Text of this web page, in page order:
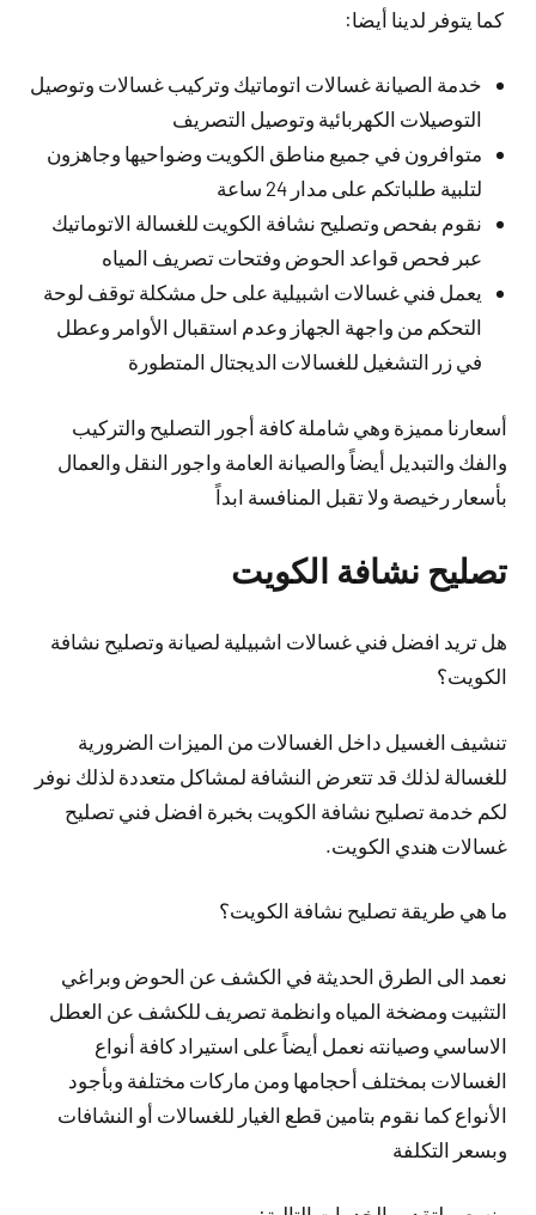
كما يتوفر لدينا أيضا:
خدمة الصيانة غسالات اتوماتيك وتركيب غسالات وتوصيل
التوصيلات الكهربائية وتوصيل التصريف
متوافرون في جميع مناطق الكويت وضواحيها وجاهزون
لتلبية طلباتكم على مدار 24 ساعة
نقوم بفحص وتصليح نشافة الكويت للغسالة الاتوماتيك
عبر فحص قواعد الحوض وفتحات تصريف المياه
يعمل فني غسالات اشبيلية على حل مشكلة توقف لوحة
التحكم من واجهة الجهاز وعدم استقبال الأوامر وعطل
في زر التشغيل للغسالات الديجتال المتطورة
أسعارنا مميزة وهي شاملة كافة أجور التصليح والتركيب
والفك والتبديل أيضاً والصيانة العامة واجور النقل والعمال
بأسعار رخيصة ولا تقبل المنافسة ابداً
تصليح نشافة الكويت
هل تريد افضل فني غسالات اشبيلية لصيانة وتصليح نشافة
الكويت؟
تنشيف الغسيل داخل الغسالات من الميزات الضرورية
للغسالة لذلك قد تتعرض النشافة لمشاكل متعددة لذلك نوفر
لكم خدمة تصليح نشافة الكويت بخبرة افضل فني تصليح
غسالات هندي الكويت.
ما هي طريقة تصليح نشافة الكويت؟
نعمد الى الطرق الحديثة في الكشف عن الحوض وبراغي
التثبيت ومضخة المياه وانظمة تصريف للكشف عن العطل
الاساسي وصيانته نعمل أيضاً على استيراد كافة أنواع
الغسالات بمختلف أحجامها ومن ماركات مختلفة وبأجود
الأنواع كما نقوم بتامين قطع الغيار للغسالات أو النشافات
وبسعر التكلفة